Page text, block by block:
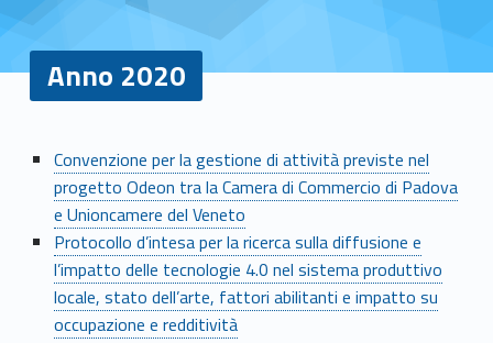
Anno 2020
A
n
Convenzione per la gestione di attività previste nel
progetto Odeon tra la Camera di Commercio di Padova
e Unioncamere del Veneto
Protocollo d’intesa per la ricerca sulla diffusione e
l’impatto delle tecnologie 4.0 nel sistema produttivo
locale, stato dell’arte, fattori abilitanti e impatto su
occupazione e redditività